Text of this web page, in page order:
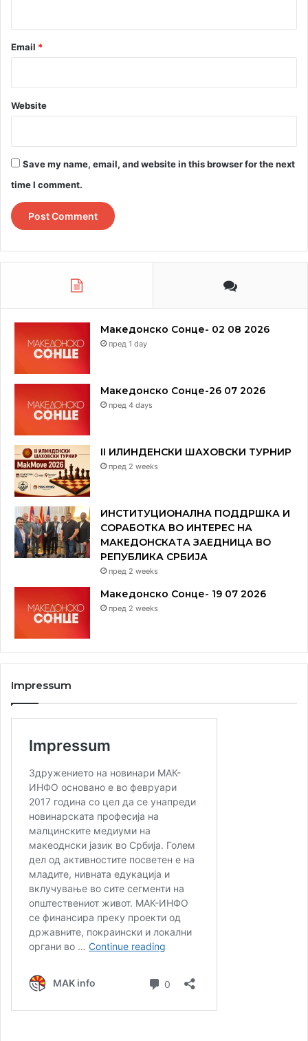
Email *
Website
Save my name, email, and website in this browser for the next
time I comment.
Македонско Сонце- 02 08 2026
пред 1 day
Македонско Сонце-26 07 2026
пред 4 days
II ИЛИНДЕНСКИ ШАХОВСКИ ТУРНИР
пред 2 weeks
ИНСТИТУЦИОНАЛНА ПОДДРШКА И
СОРАБОТКА ВО ИНТЕРЕС НА
МАКЕДОНСКАТА ЗАЕДНИЦА ВО
РЕПУБЛИКА СРБИЈА
пред 2 weeks
Македонско Сонце- 19 07 2026
пред 2 weeks
Impressum